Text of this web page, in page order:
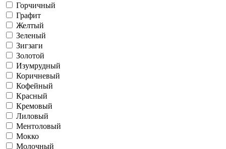
Горчичный
Графит
Желтый
Зеленый
Зигзаги
Золотой
Изумрудный
Коричневый
Кофейный
Красный
Кремовый
Лиловый
Ментоловый
Мокко
Молочный